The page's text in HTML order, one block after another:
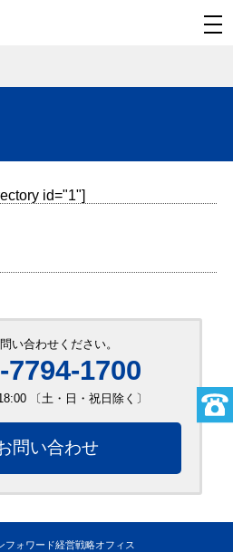
メ
ニ
開
id="1"]
い合わせください。
7794-1700
〔土・日・祝日除く〕
問い合わせ
フォワード経営戦略オフィス